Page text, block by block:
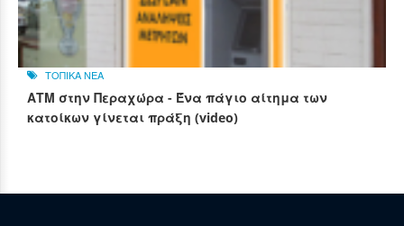
ΤΟΠΙΚΑ ΝΕΑ
ΑΤΜ στην Περαχώρα - Ένα πάγιο αίτημα των
κατοίκων γίνεται πράξη (video)